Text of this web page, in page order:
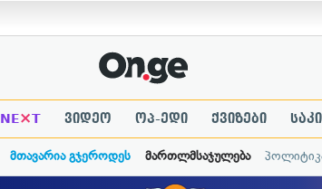
NE×T ვიდეო ოპ-ედი ქვიზები
მთავარია გჯეროდეს მართლმსაჯულება